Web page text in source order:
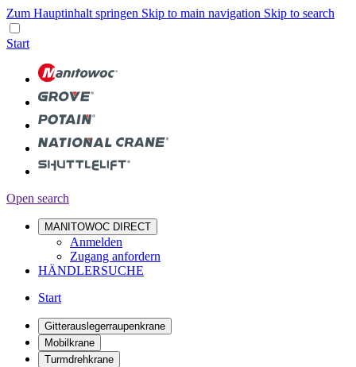
Zum Hauptinhalt springen Skip to main navigation Skip to search
Start
Open search
MANITOWOC DIRECT
Anmelden
Zugang anfordern
HÄNDLERSUCHE
Start
Gitterauslegerraupenkrane
Mobilkrane
Turmdrehkrane